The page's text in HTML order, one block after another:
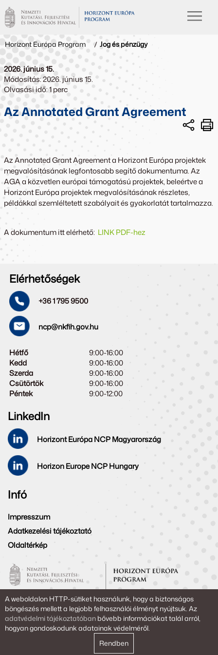
Horizont Európa Program / Jog és pénzügy
2026. június 15.
Módosítás: 2026. június 15.
Olvasási idő: 1 perc
Az Annotated Grant Agreement
Az Annotated Grant Agreement a Horizont Európa projektek
megvalósításának legfontosabb segítő dokumentuma. Az
AGA a közvetlen európai támogatású projektek, beleértve a
Horizont Európa projektek megvalósításának részletes,
példákkal szemléltetett szabályait és gyakorlatát tartalmazza.
A dokumentum itt elérhető: LINK PDF-hez
Elérhetőségek
+36 1 795 9500
ncp@nkfih.gov.hu
Hétfő
9:00-16:00
Kedd
9:00-16:00
Szerda
9:00-16:00
Csütörtök
9:00-16:00
Péntek
9:00-12:00
LinkedIn
Horizont Európa NCP Magyarország
Horizon Europe NCP Hungary
Infó
Impresszum
Adatkezelési tájékoztató
Oldaltérkép
Copyright © 2026. Powered by NKFIH
A weboldalon HTTP-sütiket használunk, hogy a biztonságos
böngészés mellett a legjobb felhasználói élményt nyújtsuk. Az
adatvédelmi tájékoztatóban bővebb információkat talál arról,
hogyan gondoskodunk adatainak védelméről.
Rendben